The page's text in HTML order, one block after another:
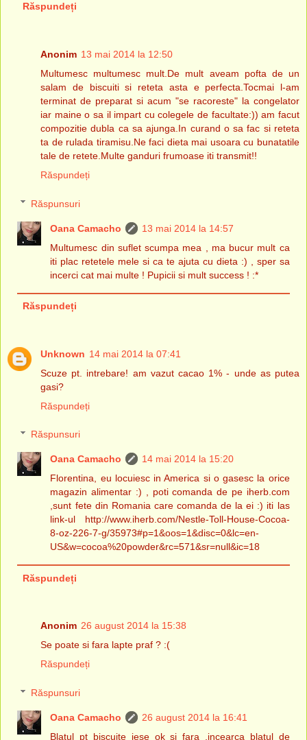
Răspundeți
Anonim 13 mai 2014 la 12:50
Multumesc multumesc mult.De mult aveam pofta de un
salam de biscuiti si reteta asta e perfecta.Tocmai l-am
terminat de preparat si acum "se racoreste" la congelator
iar maine o sa il impart cu colegele de facultate:)) am facut
compozitie dubla ca sa ajunga.In curand o sa fac si reteta
ta de rulada tiramisu.Ne faci dieta mai usoara cu bunatatile
tale de retete.Multe ganduri frumoase iti transmit!!
Răspundeți
Răspunsuri
Oana Camacho
13 mai 2014 la 14:57
Multumesc din suflet scumpa mea , ma bucur mult ca
iti plac retetele mele si ca te ajuta cu dieta :) , sper sa
incerci cat mai multe ! Pupicii si mult success ! :*
Răspundeți
Unknown 14 mai 2014 la 07:41
Scuze pt. intrebare! am vazut cacao 1% - unde as putea
gasi?
Răspundeți
Răspunsuri
Oana Camacho
14 mai 2014 la 15:20
Florentina, eu locuiesc in America si o gasesc la orice
magazin alimentar :) , poti comanda de pe iherb.com
,sunt fete din Romania care comanda de la ei :) iti las
link-ul http://www.iherb.com/Nestle-Toll-House-Cocoa-
8-oz-226-7-g/35973#p=1&oos=1&disc=0&lc=en-
US&w=cocoa%20powder&rc=571&sr=null&ic=18
Răspundeți
Anonim 26 august 2014 la 15:38
Se poate si fara lapte praf ? :(
Răspundeți
Răspunsuri
Oana Camacho
26 august 2014 la 16:41
Blatul pt biscuite iese ok si fara ,incearca blatul de